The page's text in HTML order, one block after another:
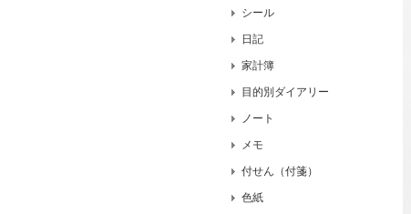
シール
日記
家計簿
目的別ダイアリー
ノート
メモ
付せん（付箋）
色紙